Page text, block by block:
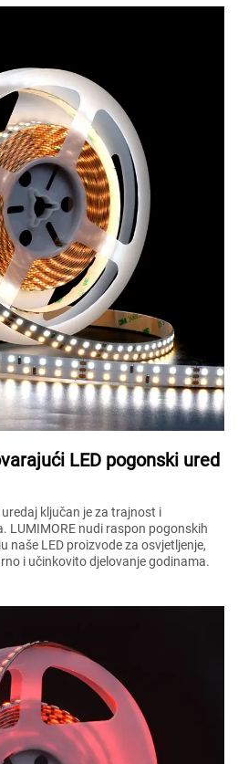
LED pogonski ured
ključan je za trajnost i
LUMIMORE nudi raspon pogonskih
naše LED proizvode za osvjetljenje,
i učinkovito djelovanje godinama.